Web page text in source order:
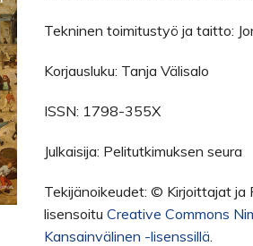
Tekninen toimitustyö ja taitto:
Korjausluku: Tanja Välisalo
ISSN: 1798-355X
Julkaisija: Pelitutkimuksen seura
Tekijänoikeudet: © Kirjoittajat ja
lisensoitu Creative Commons
Kansainvälinen -lisenssillä.